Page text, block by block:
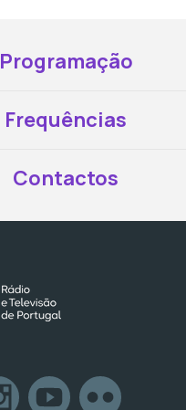
Programação
Frequências
Contactos